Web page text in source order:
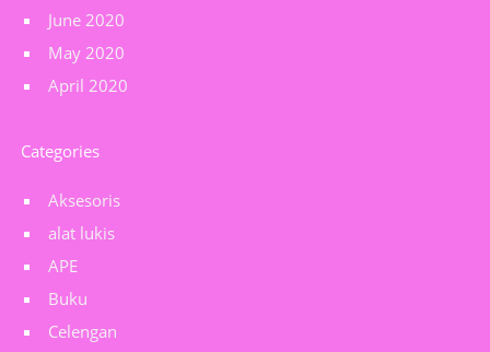
June 2020
May 2020
April 2020
Categories
Aksesoris
alat lukis
APE
Buku
Celengan